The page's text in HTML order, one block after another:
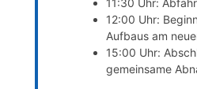
11:30 Uhr:
12:00 Uhr:
Aufbaus am
15:00 Uhr:
gemeinsame